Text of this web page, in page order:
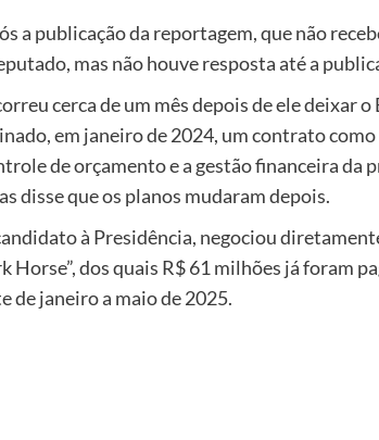
a publicação da reportagem, que não
mas não houve resposta até a
cerca de um mês depois de ele deixar
em janeiro de 2024, um contrato
de orçamento e a gestão financeira da
disse que os planos mudaram depois.
à Presidência, negociou
Horse”, dos quais R$ 61 milhões já foram
de janeiro a maio de 2025.